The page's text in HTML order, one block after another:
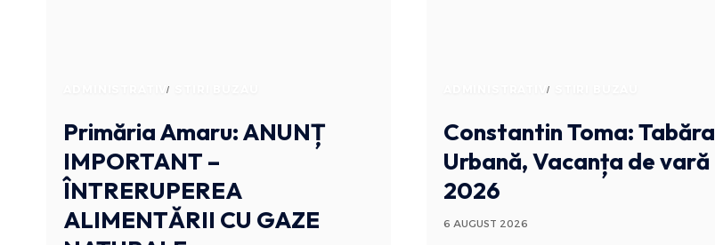
ADMINISTRATIV
Primăria Amaru: ANUNȚ
IMPORTANT –
ÎNTRERUPEREA
ALIMENTĂRII CU GAZE
ADMINISTRATIV
Constantin Toma: Tabăra
Urbană, Vacanța de vară
2026
6 AUGUST 2026